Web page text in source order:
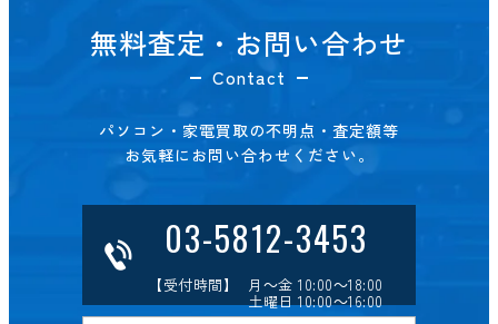
無料査定・お問い合わせ
Contact
パソコン・家電買取の不明点・査定額等
お気軽にお問い合わせください。
03-5812-3453
【受付時間】 月～金 10:00～18:00
土曜日 10:00～16:00